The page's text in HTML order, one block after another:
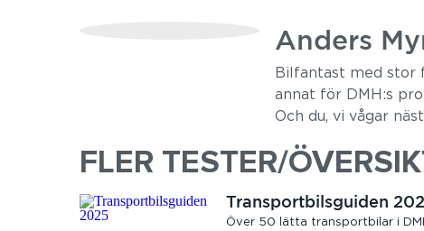
Anders
Bilfantast med stor
annat för DMH:s
Och du, vi vågar
FLER TESTER/
Transportbilsguiden
Över 50 lätta transportbilar i